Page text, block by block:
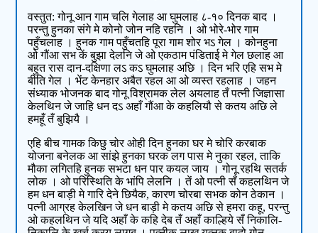
वस्तुत: गोनू आन गाम चलि गेलाह आ घुमलाह ८-१० दिनक बाद ।
परन्तु हुनका संगे मे कोनो जोन नहि रहनि । ओ भोरे-भोर गाम
पहुँचलाह । हुनक गाम पहुँचतहि पूरा गाम शोर भऽ गेल । कोनहुना
ओ गौंआ सभ कें बुझा देलनि जे ओ एकठाम पंडिताई मे गेल छलाह आ
बहुत रास दान-दक्षिणा लऽ कऽ घुमलाह अछि । दिन भरि एहि सभ मे
बीति गेल । भेंट केनहार अबैत रहल आ ओ व्यस्त रहलाह । जहन
संध्याक भोजनक बाद गोनू विश्रामक लेल अयलाह तँ पत्नी जिज्ञासा
केलथिन जे जाहि धन दऽ अहाँ गौंआ के कहलियौ से कतय अछि ले
हमहूँ तँ बुझियै ।
एहि बीच गामक किछु चोर ओही दिन हुनका घर मे चोरि करबाक
योजना बनेलक आ सांझे हुनका घरक लग पास मे नुका रहल, ताकि
मौका लगितहि हुनक सभटा धन पार कयल जाय । गोनू रहथि सतर्क
लोक । ओ परिस्थिति के भांपि लेलनि । तें ओ पत्नी सँ कहलथिन जे
हम धन बाड़ी मे गारि देने छियैक, कारण चोरबा सभक कोन ठेकान ।
पत्नी आग्रह केलखिन जे धन बाड़ी मे कतय अछि से हमरा कहू, परन्तु
ओ कहलथिन जे यदि अहाँ के कहि देब तँ अहाँ काल्हिये सँ निकालि-